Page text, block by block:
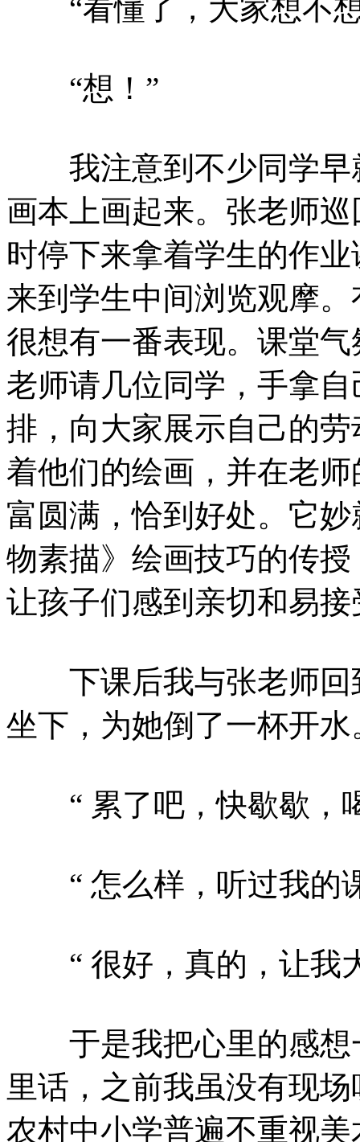
“看懂了，大家想不想
“想！”
我注意到不少同学早
画本上画起来。张老师
时停下来拿着学生的作
来到学生中间浏览观摩
很想有一番表现。课堂
老师请几位同学，手拿
排，向大家展示自己的
着他们的绘画，并在老
富圆满，恰到好处。它
物素描》绘画技巧的传
让孩子们感到亲切和易接
下课后我与张老师回
坐下，为她倒了一杯开水
“ 累了吧，快歇歇，
“ 怎么样，听过我的
“ 很好，真的，让我
于是我把心里的感想
里话，之前我虽没有现
农村中小学普遍不重视